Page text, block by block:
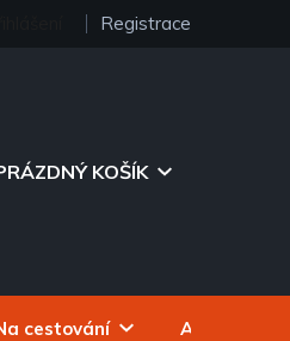
Registrace
KOŠÍK
cestování